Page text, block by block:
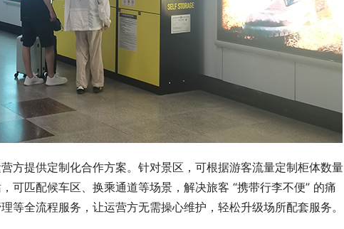
方提供定制化合作方案。针对景区，可根据游客流量定制柜体数量
可匹配候车区、换乘通道等场景，解决旅客 “携带行李不便” 的痛
等全流程服务，让运营方无需操心维护，轻松升级场所配套服务。